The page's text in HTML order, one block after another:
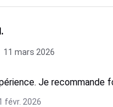
11 mars 2026
Je recommande
févr. 2026